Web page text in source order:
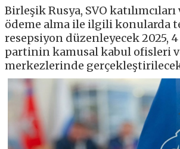
Birleşik Rusya, SVO
ödeme alma ile ilgili konularda
resepsiyon düzenleyecek 2025,
partinin kamusal kabul ofisleri
merkezlerinde